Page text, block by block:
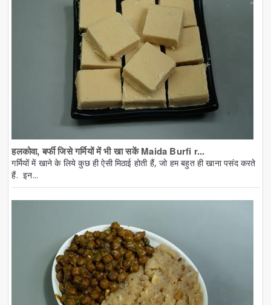
हलकोवा, बर्फी जिसे गर्मियों में भी खा सकें Maida Burfi r...
गर्मियों में खाने के लिये कुछ ही ऐसी मिठाई होती हैं, जो हम बहुत ही खाना पसंद करते
हैं. इन...